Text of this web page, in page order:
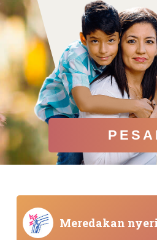
Meredakan nyeri